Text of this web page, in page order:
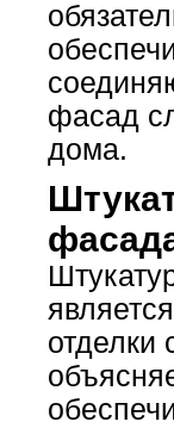
фасад
дома.
отделки